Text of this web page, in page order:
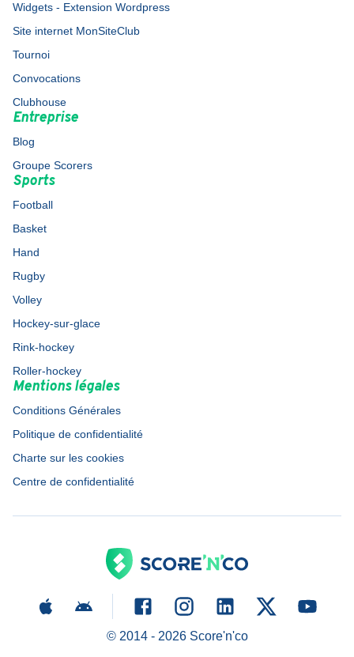
Widgets - Extension Wordpress
Site internet MonSiteClub
Tournoi
Convocations
Clubhouse
Entreprise
Blog
Groupe Scorers
Sports
Football
Basket
Hand
Rugby
Volley
Hockey-sur-glace
Rink-hockey
Roller-hockey
Mentions légales
Conditions Générales
Politique de confidentialité
Charte sur les cookies
Centre de confidentialité
© 2014 - 2026Score'n'co